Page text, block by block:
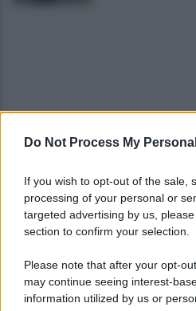
Do Not Process My
If you wish to opt-out of the sale,
processing of your personal or
targeted advertising by us,
section to confirm your selection.
Please note that after your opt-
may continue seeing interest-
information utilized by us or
Euro2032, Malagò
Salernitana,
mercato. Poi